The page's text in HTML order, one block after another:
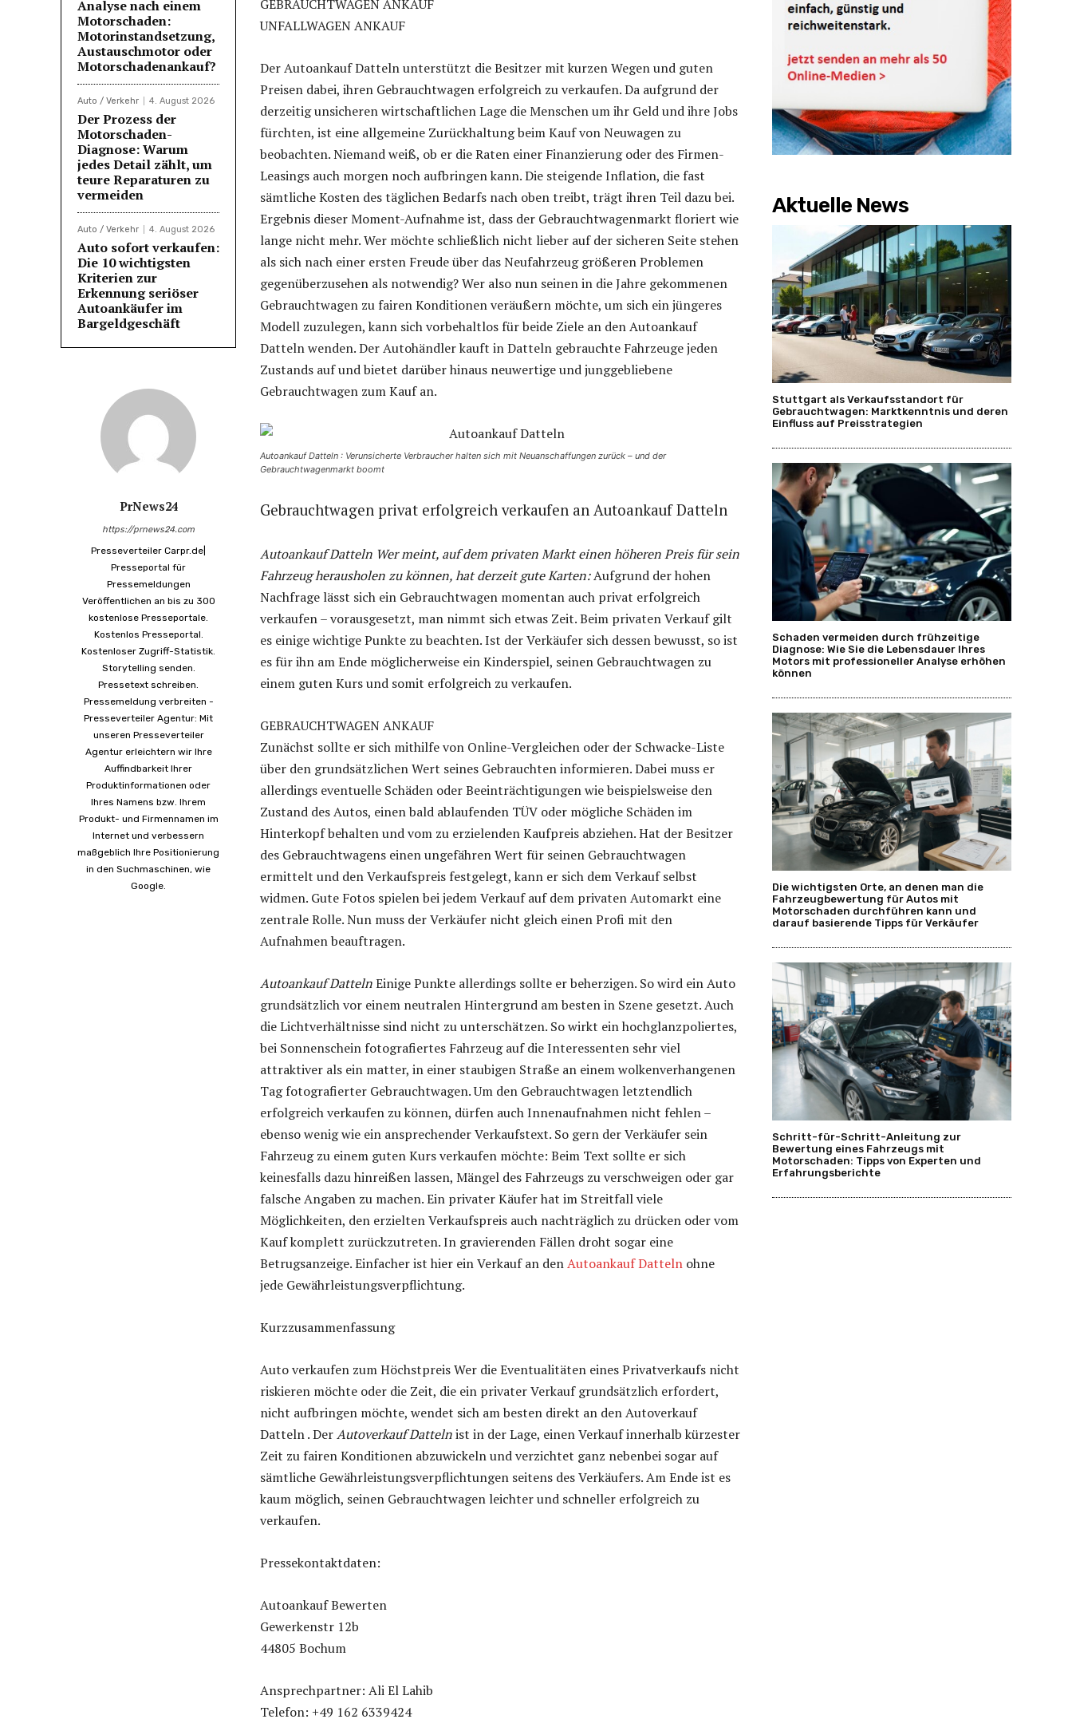
Analyse nach einem
Motorschaden:
Motorinstandsetzung,
Austauschmotor oder
Motorschadenankauf?
Auto / Verkehr 4. August 2026
Der Prozess der
Motorschaden-
Diagnose: Warum
jedes Detail zählt, um
teure Reparaturen zu
vermeiden
Auto / Verkehr 4. August 2026
Auto sofort verkaufen:
Die 10 wichtigsten
Kriterien zur
Erkennung seriöser
Autoankäufer im
Bargeldgeschäft
PrNews24
https://prnews24.com
Presseverteiler Carpr.de|
Presseportal für
Pressemeldungen
Veröffentlichen an bis zu 300
kostenlose Presseportale.
Kostenlos Presseportal.
Kostenloser Zugriff-Statistik.
Storytelling senden.
Pressetext schreiben.
Pressemeldung verbreiten -
Presseverteiler Agentur: Mit
unseren Presseverteiler
Agentur erleichtern wir Ihre
Auffindbarkeit Ihrer
Produktinformationen oder
Ihres Namens bzw. Ihrem
Produkt- und Firmennamen im
Internet und verbessern
maßgeblich Ihre Positionierung
in den Suchmaschinen, wie
Google.
GEBRAUCHTWAGEN ANKAUF
UNFALLWAGEN ANKAUF
Der Autoankauf Datteln unterstützt die Besitzer mit kurzen Wegen und guten
Preisen dabei, ihren Gebrauchtwagen erfolgreich zu verkaufen. Da aufgrund der
derzeitig unsicheren wirtschaftlichen Lage die Menschen um ihr Geld und ihre Jobs
fürchten, ist eine allgemeine Zurückhaltung beim Kauf von Neuwagen zu
beobachten. Niemand weiß, ob er die Raten einer Finanzierung oder des Firmen-
Leasings auch morgen noch aufbringen kann. Die steigende Inflation, die fast
sämtliche Kosten des täglichen Bedarfs nach oben treibt, trägt ihren Teil dazu bei.
Ergebnis dieser Moment-Aufnahme ist, dass der Gebrauchtwagenmarkt floriert wie
lange nicht mehr. Wer möchte schließlich nicht lieber auf der sicheren Seite stehen
als sich nach einer ersten Freude über das Neufahrzeug größeren Problemen
gegenüberzusehen als notwendig? Wer also nun seinen in die Jahre gekommenen
Gebrauchtwagen zu fairen Konditionen veräußern möchte, um sich ein jüngeres
Modell zuzulegen, kann sich vorbehaltlos für beide Ziele an den Autoankauf
Datteln wenden. Der Autohändler kauft in Datteln gebrauchte Fahrzeuge jeden
Zustands auf und bietet darüber hinaus neuwertige und junggebliebene
Gebrauchtwagen zum Kauf an.
Autoankauf Datteln : Verunsicherte Verbraucher halten sich mit Neuanschaffungen zurück – und der
Gebrauchtwagenmarkt boomt
Gebrauchtwagen privat erfolgreich verkaufen an Autoankauf Datteln
Autoankauf Datteln Wer meint, auf dem privaten Markt einen höheren Preis für sein
Fahrzeug herausholen zu können, hat derzeit gute Karten:Aufgrund der hohen
Nachfrage lässt sich ein Gebrauchtwagen momentan auch privat erfolgreich
verkaufen – vorausgesetzt, man nimmt sich etwas Zeit. Beim privaten Verkauf gilt
es einige wichtige Punkte zu beachten. Ist der Verkäufer sich dessen bewusst, so ist
es für ihn am Ende möglicherweise ein Kinderspiel, seinen Gebrauchtwagen zu
einem guten Kurs und somit erfolgreich zu verkaufen.
GEBRAUCHTWAGEN ANKAUF
Zunächst sollte er sich mithilfe von Online-Vergleichen oder der Schwacke-Liste
über den grundsätzlichen Wert seines Gebrauchten informieren. Dabei muss er
allerdings eventuelle Schäden oder Beeinträchtigungen wie beispielsweise den
Zustand des Autos, einen bald ablaufenden TÜV oder mögliche Schäden im
Hinterkopf behalten und vom zu erzielenden Kaufpreis abziehen. Hat der Besitzer
des Gebrauchtwagens einen ungefähren Wert für seinen Gebrauchtwagen
ermittelt und den Verkaufspreis festgelegt, kann er sich dem Verkauf selbst
widmen. Gute Fotos spielen bei jedem Verkauf auf dem privaten Automarkt eine
zentrale Rolle. Nun muss der Verkäufer nicht gleich einen Profi mit den
Aufnahmen beauftragen.
Autoankauf DattelnEinige Punkte allerdings sollte er beherzigen. So wird ein Auto
grundsätzlich vor einem neutralen Hintergrund am besten in Szene gesetzt. Auch
die Lichtverhältnisse sind nicht zu unterschätzen. So wirkt ein hochglanzpoliertes,
bei Sonnenschein fotografiertes Fahrzeug auf die Interessenten sehr viel
attraktiver als ein matter, in einer staubigen Straße an einem wolkenverhangenen
Tag fotografierter Gebrauchtwagen. Um den Gebrauchtwagen letztendlich
erfolgreich verkaufen zu können, dürfen auch Innenaufnahmen nicht fehlen –
ebenso wenig wie ein ansprechender Verkaufstext. So gern der Verkäufer sein
Fahrzeug zu einem guten Kurs verkaufen möchte: Beim Text sollte er sich
keinesfalls dazu hinreißen lassen, Mängel des Fahrzeugs zu verschweigen oder gar
falsche Angaben zu machen. Ein privater Käufer hat im Streitfall viele
Möglichkeiten, den erzielten Verkaufspreis auch nachträglich zu drücken oder vom
Kauf komplett zurückzutreten. In gravierenden Fällen droht sogar eine
Betrugsanzeige. Einfacher ist hier ein Verkauf an denAutoankauf Datteln ohne
jede Gewährleistungsverpflichtung.
Kurzzusammenfassung
Auto verkaufen zum Höchstpreis Wer die Eventualitäten eines Privatverkaufs nicht
riskieren möchte oder die Zeit, die ein privater Verkauf grundsätzlich erfordert,
nicht aufbringen möchte, wendet sich am besten direkt an den Autoverkauf
Datteln . DerAutoverkauf Dattelnist in der Lage, einen Verkauf innerhalb kürzester
Zeit zu fairen Konditionen abzuwickeln und verzichtet ganz nebenbei sogar auf
sämtliche Gewährleistungsverpflichtungen seitens des Verkäufers. Am Ende ist es
kaum möglich, seinen Gebrauchtwagen leichter und schneller erfolgreich zu
verkaufen.
Pressekontaktdaten:
Autoankauf Bewerten
Gewerkenstr 12b
44805 Bochum
Ansprechpartner: Ali El Lahib
Telefon: +49 162 6339424
Aktuelle News
Stuttgart als Verkaufsstandort für
Gebrauchtwagen: Marktkenntnis und deren
Einfluss auf Preisstrategien
Schaden vermeiden durch frühzeitige
Diagnose: Wie Sie die Lebensdauer Ihres
Motors mit professioneller Analyse erhöhen
können
Die wichtigsten Orte, an denen man die
Fahrzeugbewertung für Autos mit
Motorschaden durchführen kann und
darauf basierende Tipps für Verkäufer
Schritt-für-Schritt-Anleitung zur
Bewertung eines Fahrzeugs mit
Motorschaden: Tipps von Experten und
Erfahrungsberichte